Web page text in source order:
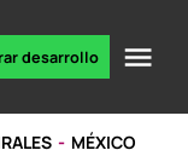
desarrollo
MÉXICO